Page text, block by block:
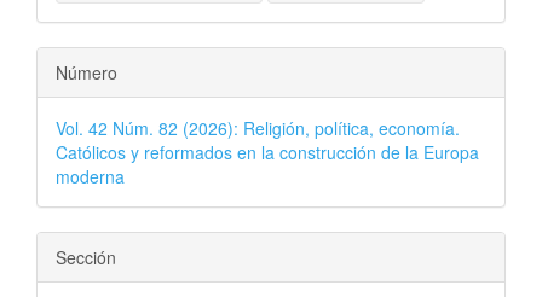
Número
Vol. 42 Núm. 82 (2026): Religión, política, economía.
Católicos y reformados en la construcción de la Europa
moderna
Sección